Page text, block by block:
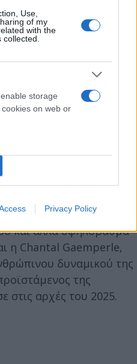
Use,
of my
with the
storage
on web or
Privacy Policy
ο τότε CEO Philippe
Paula Fallowfield
προσπαθώντας
σχετικά με τις
κάθε υπόθεση έχει
δικαιοσύνη και
πρέπει να
από την
και άλλα υψηλόβαθμα
η Chantal Gaemperle,
δυναμικού της
της
στις αρχές του 2025.